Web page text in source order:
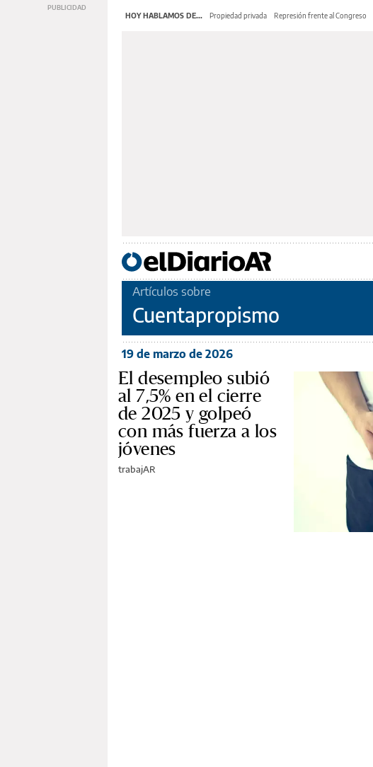
HOY HABLAMOS DE... Propiedad privada Represión frente al Congreso
Artículos sobre
Cuentapropismo
19 de marzo de 2026
El desempleo subió
al 7,5% en el cierre
de 2025 y golpeó
con más fuerza a los
jóvenes
trabajAR